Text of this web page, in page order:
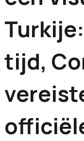
tijd,